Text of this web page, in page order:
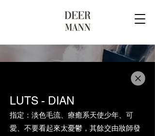
LUTS - DIAN
指定：淡色毛流、療癒系天使少年、可
愛、不要看起來太憂鬱，其餘交由妝師發